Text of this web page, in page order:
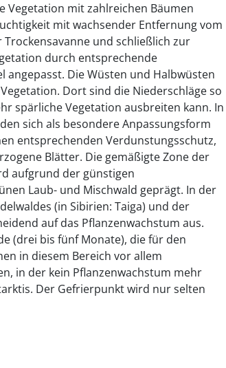
Vegetation mit zahlreichen Bäumen
mit wachsender Entfernung vom
und schließlich zur
durch entsprechende
Die Wüsten und Halbwüsten
Dort sind die Niederschläge so
spärliche Vegetation ausbreiten kann. In
sich als besondere Anpassungsform
entsprechenden Verdunstungsschutz,
Blätter. Die gemäßigte Zone der
aufgrund der günstigen
Laub- und Mischwald geprägt. In der
(in Sibirien: Taiga) und der
auf das Pflanzenwachstum aus.
(drei bis fünf Monate), die für den
in diesem Bereich vor allem
in der kein Pflanzenwachstum mehr
Der Gefrierpunkt wird nur selten